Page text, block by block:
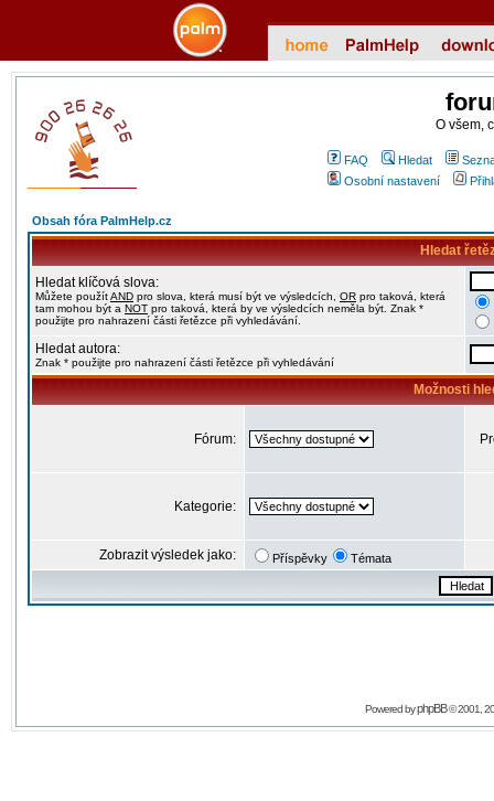
O všem,
FAQ Hledat
Osobní nastavení
Obsah fóra PalmHelp.cz
Hledat
Hledat klíčová slova:
Můžete použítAND pro slova, která musí být ve výsledcích, OR pro taková, která
tam mohou být a NOT pro taková, která by ve výsledcích neměla být. Znak *
použijte pro nahrazení části řetězce při vyhledávání.
Hledat autora:
Znak * použijte pro nahrazení části řetězce při vyhledávání
Možnosti
Fórum:
Kategorie:
Zobrazit výsledek jako: Příspěvky Témata
Powered byphpBB© 2001,